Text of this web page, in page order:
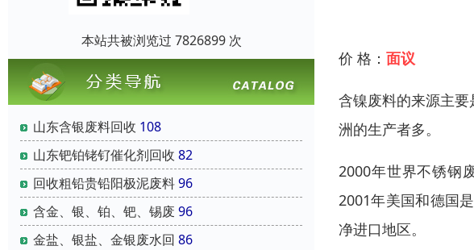
本站共被浏览过 7826899 次
山东含银废料回收 108
山东钯铂铑钌催化剂回收 82
回收粗铅贵铅阳极泥废料96
含金、银、铂、钯、锡废 96
金盐、银盐、金银废水回 86
价 格： 面议
含镍废料的来源主要
洲的生产者多。
2000年世界不锈钢
2001年美国和德国
净进口地区。